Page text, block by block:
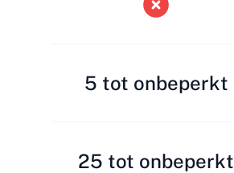
5 tot onbeperkt
25 tot onbeperkt